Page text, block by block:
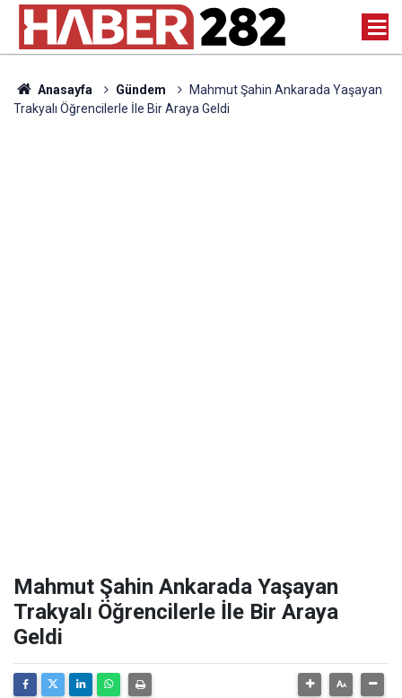
Anasayfa Gündem
Mahmut Şahin Ankarada Yaşayan
Trakyalı Öğrencilerle İle Bir Araya Geldi
Mahmut Şahin Ankarada Yaşayan
Trakyalı Öğrencilerle İle Bir Araya
Geldi